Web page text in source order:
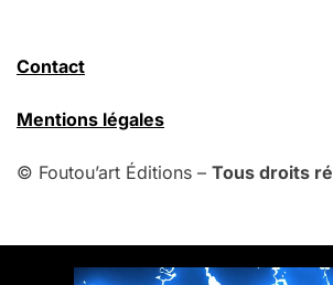
Contact
Mentions légales
© Foutou’art Éditions – Tous droits